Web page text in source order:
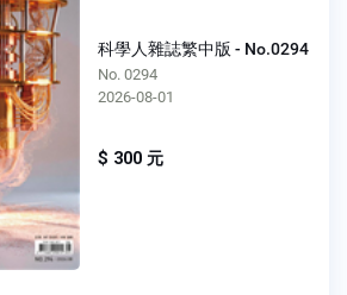
科學人雜誌繁中版 - No.0294
No. 0294
2026-08-01
$ 300 元